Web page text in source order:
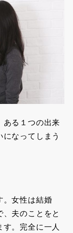
ある１つの出来
なってしまう
。女性は結婚
夫のことをと
。完全に一人